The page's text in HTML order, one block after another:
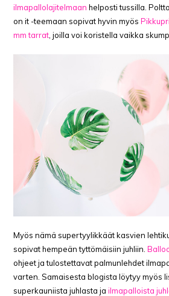
ilmapallolajitelmaan helposti tussilla.
on it -teemaan sopivat hyvin myös
mm tarrat , joilla voi koristella vaikka
Myös nämä supertyylikkäät kasvien
sopivat hempeän tyttömäisiin juhliin.
ohjeet ja tulostettavat palmunlehdet
varten. Samaisesta blogista löytyy myös
superkauniista juhlasta jailmapalloista